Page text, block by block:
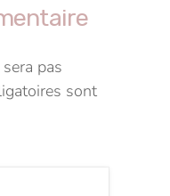
pas
sont